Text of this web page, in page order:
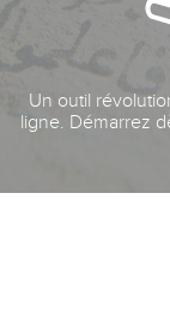
Un outil
ligne. Démarrez